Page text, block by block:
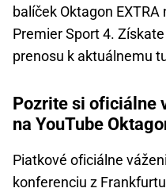
balíček Oktagon
Premier Sport 4.
prenosu k aktuálnemu
Pozrite si oficiálne
na YouTube
Piatkové oficiálne
konferenciu z